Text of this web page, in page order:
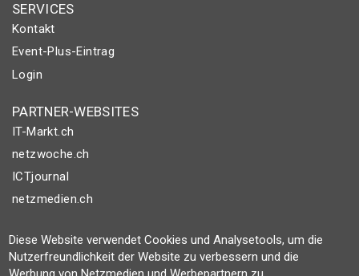
SERVICES
Kontakt
Event-Plus-Eintrag
Login
PARTNER-WEBSITES
IT-Markt.ch
netzwoche.ch
ICTjournal
netzmedien.ch
© NETZMEDIEN AG 2026
Impressum
Diese Website verwendet Cookies und Analysetools, um die
Nutzerfreundlichkeit der Website zu verbessern und die